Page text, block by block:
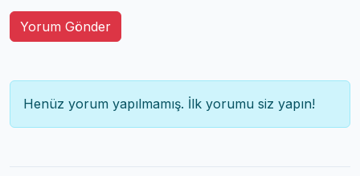
Yorum Gönder
Henüz yorum yapılmamış. İlk yorumu siz yapın!